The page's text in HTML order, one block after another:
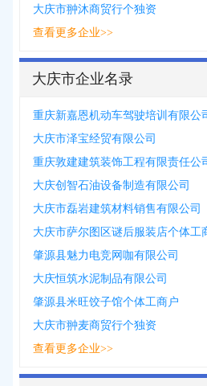
大庆市翀沐商贸行个独资
查看更多企业>>
大庆市企业名录
重庆新嘉恩机动车驾驶培训有限公
大庆市泽宝经贸有限公司
重庆敦建建筑装饰工程有限责任公
大庆创智石油设备制造有限公司
大庆市磊岩建筑材料销售有限公司
大庆市萨尔图区谜后服装店个体工
肇源县魅力电竞网咖有限公司
大庆恒筑水泥制品有限公司
肇源县米旺饺子馆个体工商户
大庆市翀麦商贸行个独资
查看更多企业>>